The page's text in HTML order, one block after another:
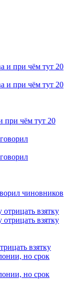
при чём тут 20
чиновников
взятку